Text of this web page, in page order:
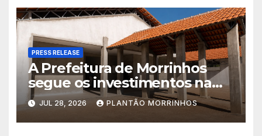
PRESS RELEASE
A Prefeitura de Morrinhos
segue os investimentos na
educação. A obra da Escola
Municipal Eudóxio de
Figueiredo avança em ritmo
JUL 28, 2026 PLANTÃO MORRINHOS